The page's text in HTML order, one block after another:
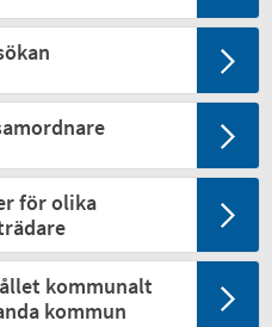
för olika
kommunalt
kommun